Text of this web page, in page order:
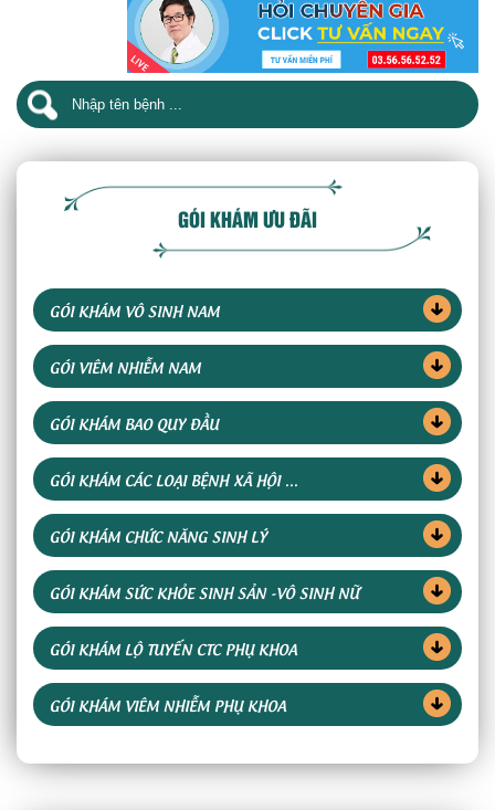
GÓI KHÁM ƯU ĐÃI
GÓI KHÁM VÔ SINH NAM
GÓI VIÊM NHIỄM NAM
GÓI KHÁM BAO QUY ĐẦU
GÓI KHÁM CÁC LOẠI BỆNH XÃ HỘI ...
GÓI KHÁM CHỨC NĂNG SINH LÝ
GÓI KHÁM SỨC KHỎE SINH SẢN -VÔ SINH NỮ
GÓI KHÁM LỘ TUYẾN CTC PHỤ KHOA
GÓI KHÁM VIÊM NHIỄM PHỤ KHOA